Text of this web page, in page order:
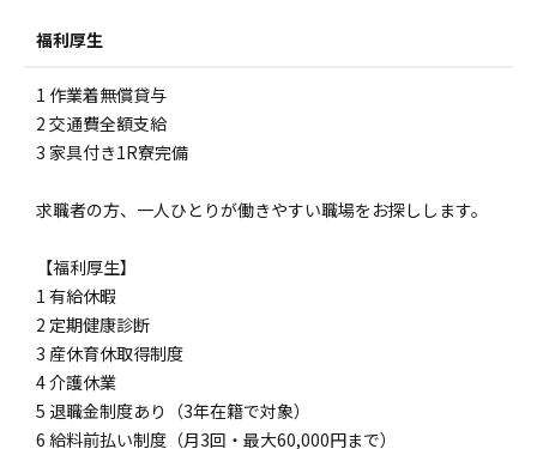
福利厚生
1 作業着無償貸与
2 交通費全額支給
3 家具付き1R寮完備
求職者の方、一人ひとりが働きやすい職場をお探しします。
【福利厚生】
1 有給休暇
2 定期健康診断
3 産休育休取得制度
4 介護休業
5 退職金制度あり（3年在籍で対象）
6 給料前払い制度（月3回・最大60,000円まで）